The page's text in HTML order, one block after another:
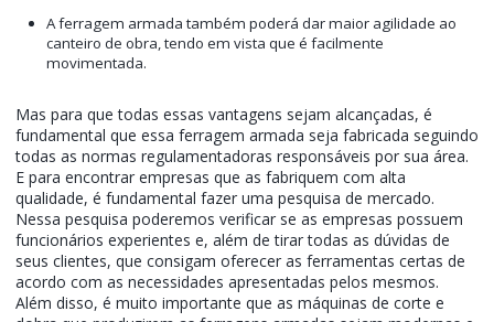
A ferragem armada também poderá dar maior agilidade ao
canteiro de obra, tendo em vista que é facilmente
movimentada.
Mas para que todas essas vantagens sejam alcançadas, é
fundamental que essa ferragem armada seja fabricada seguindo
todas as normas regulamentadoras responsáveis por sua área.
E para encontrar empresas que as fabriquem com alta
qualidade, é fundamental fazer uma pesquisa de mercado.
Nessa pesquisa poderemos verificar se as empresas possuem
funcionários experientes e, além de tirar todas as dúvidas de
seus clientes, que consigam oferecer as ferramentas certas de
acordo com as necessidades apresentadas pelos mesmos.
Além disso, é muito importante que as máquinas de corte e